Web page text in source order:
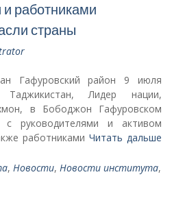
и работниками
страны
Гафуровский район 9 июля
Таджикистан, Лидер нации,
в Бободжон Гафуровском
с руководителями и активом
работниками Читать дальше
, Новости, Новости института,